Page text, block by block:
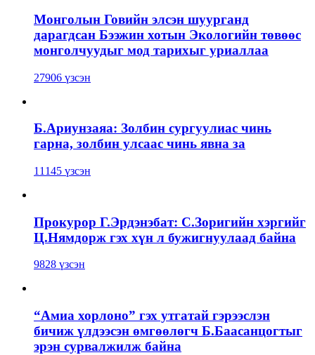
Монголын Говийн элсэн шуурганд
дарагдсан Бээжин хотын Экологийн төвөөс
монголчуудыг мод тарихыг уриаллаа
27906 үзсэн
Б.Ариунзаяа: Золбин сургуулиас чинь
гарна, золбин улсаас чинь явна за
11145 үзсэн
Прокурор Г.Эрдэнэбат: С.Зоригийн хэргийг
Ц.Нямдорж гэх хүн л бужигнуулаад байна
9828 үзсэн
“Амиа хорлоно” гэх утгатай гэрээслэн
бичиж үлдээсэн өмгөөлөгч Б.Баасанцогтыг
эрэн сурвалжилж байна